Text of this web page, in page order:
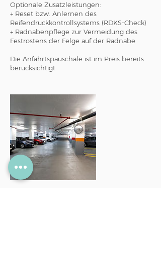
Optionale Zusatzleistungen:
+ Reset bzw. Anlernen des
Reifendruckkontrollsystems (RDKS-Check)
+ Radnabenpflege zur Vermeidung des
Festrostens der Felge auf der Radnabe
Die Anfahrtspauschale ist im Preis bereits